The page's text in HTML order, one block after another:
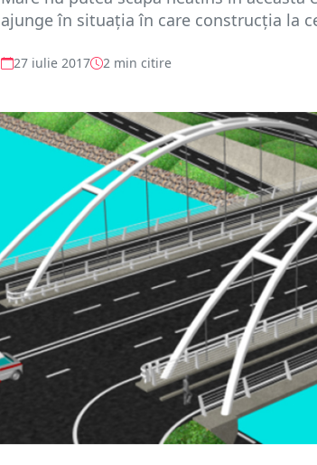
ajunge în situația în care construcția la
27 iulie 2017 2 min citire